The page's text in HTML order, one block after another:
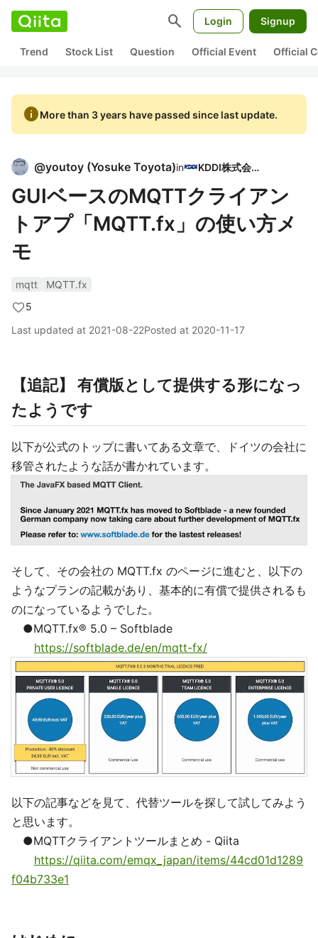
search Login Signup
Trend Stock List Question Official Event Official
infoMore than 3 years have passed since last update.
@youtoy (Yosuke Toyota)in KDDI株式会社
GUIベースのMQTTクライアン
トアプ「MQTT.fx」の使い方メ
モ
mqtt
MQTT.fx
5
Last updated at 2021-08-22Posted at 2020-11-17
【追記】 有償版として提供する形になっ
たようです
以下が公式のトップに書いてある文章で、ドイツの会社に
移管されたような話が書かれています。
そして、その会社の MQTT.fx のページに進むと、以下の
ようなプランの記載があり、基本的に有償で提供されるも
のになっているようでした。
●MQTT.fx® 5.0 – Softblade
https://softblade.de/en/mqtt-fx/
以下の記事などを見て、代替ツールを探して試してみよう
と思います。
●MQTTクライアントツールまとめ - Qiita
https://qiita.com/emqx_japan/items/44cd01d1289
f04b733e1